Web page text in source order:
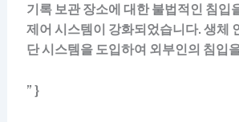
기록 보관 장소에 대한 불법적인 침입
제어 시스템이 강화되었습니다. 생체
단 시스템을 도입하여 외부인의 침입
” }